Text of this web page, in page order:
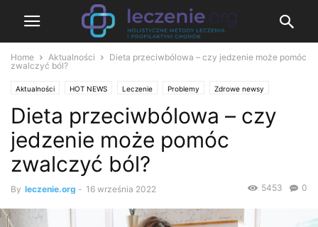
Home Aktualności
Dieta przeciwbólowa – czy jedzenie może pomóc
zwalczyć ból?
Aktualności HOT NEWS Leczenie Problemy Zdrowe newsy
Zdrowie i medycyna
Dieta przeciwbólowa – czy
jedzenie może pomóc
zwalczyć ból?
By leczenie.org - 16 września 2022 0
5453